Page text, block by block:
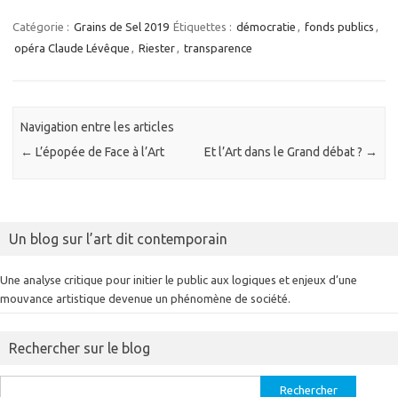
Catégorie : Grains de Sel 2019 Étiquettes : démocratie , fonds publics ,
opéra Claude Lévêque , Riester, transparence
Navigation entre les articles
← L’épopée de Face à l’Art Et l’Art dans le Grand débat ? →
Un blog sur l’art dit contemporain
Une analyse critique pour initier le public aux logiques et enjeux d’une
mouvance artistique devenue un phénomène de société.
Rechercher sur le blog